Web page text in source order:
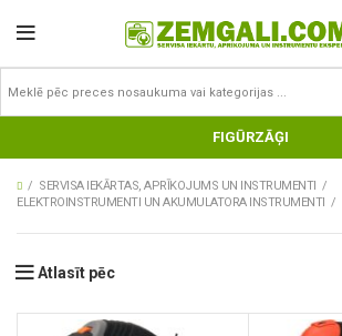
FIGŪRZĀĢI
SERVISA IEKĀRTAS, APRĪKOJUMS UN INSTRUMENTI
ELEKTROINSTRUMENTI UN AKUMULATORA INSTRUMENTI
Atlasīt pēc